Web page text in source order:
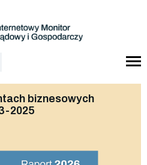
biznesowych
2025